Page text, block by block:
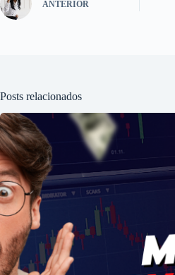
ANTERIOR
Posts relacionados